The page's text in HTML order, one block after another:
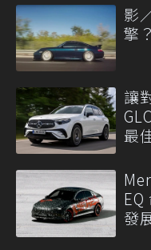
影
擎
讓
最
發